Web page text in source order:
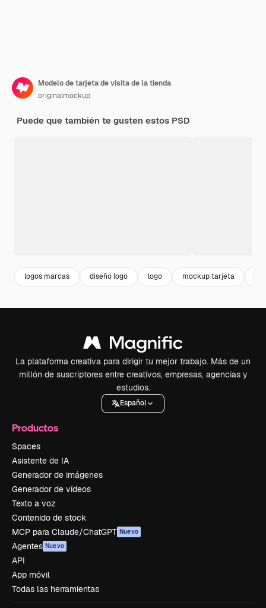
Modelo de tarjeta de visita de la tienda
originalmockup
Puede que también te gusten estos PSD
logos marcas diseño logo logo mockup tarjeta
La plataforma creativa para dirigir tu mejor trabajo. Más de un
millón de suscriptores entre creativos, empresas, agencias y
estudios.
Español
Productos
Spaces
Asistente de IA
Generador de imágenes
Generador de vídeos
Texto a voz
Contenido de stock
MCP para Claude/ChatGPT Nuevo
Agentes Nuevo
API
App móvil
Todas las herramientas